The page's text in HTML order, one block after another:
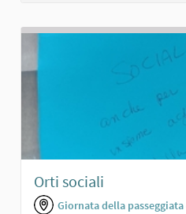
Orti sociali
Giornata della